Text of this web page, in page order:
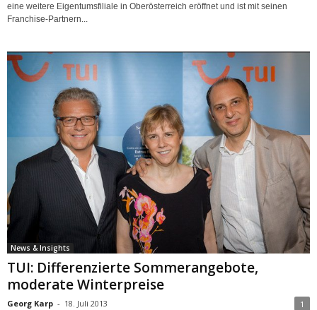
eine weitere Eigentumsfiliale in Oberösterreich eröffnet und ist mit seinen
Franchise-Partnern...
News & Insights
TUI: Differenzierte Sommerangebote,
moderate Winterpreise
Georg Karp - 18. Juli 2013 1